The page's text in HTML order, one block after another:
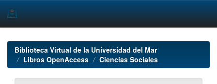
navigationBiblioteca Virtual de la Universidad del Mar
Libros OpenAccess
Ciencias Sociales